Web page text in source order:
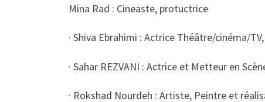
Mina Rad : Cineaste, protuctrice
· Shiva Ebrahimi : Actrice Théâtre/cinéma/TV,
· Sahar REZVANI : Actrice et Metteur en
· Rokshad Nourdeh : Artiste, Peintre et